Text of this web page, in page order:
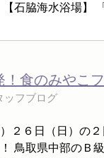
【石脇海水浴場】
食のみやこ
ッフブログ
２６日（日）の
鳥取県中部のＢ